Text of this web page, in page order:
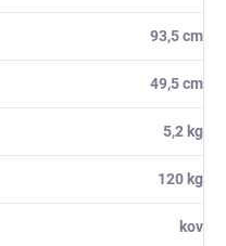
93,5 cm
49,5 cm
5,2 kg
120 kg
kov